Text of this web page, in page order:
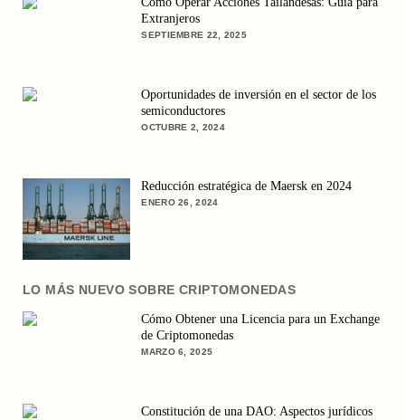
Extranjeros
SEPTIEMBRE 22, 2025
Oportunidades de inversión en el sector de los
semiconductores
OCTUBRE 2, 2024
Reducción estratégica de Maersk en 2024
ENERO 26, 2024
LO MÁS NUEVO SOBRE CRIPTOMONEDAS
Cómo Obtener una Licencia para un Exchange
de Criptomonedas
MARZO 6, 2025
Constitución de una DAO: Aspectos jurídicos